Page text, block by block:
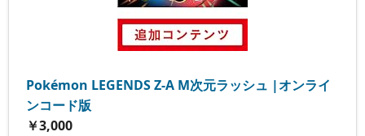
Pokémon LEGENDS Z-A M次元ラッシュ |オンライ
ンコード版
￥3,000